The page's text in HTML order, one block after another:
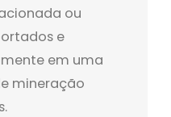
ou
e
em uma
mineração